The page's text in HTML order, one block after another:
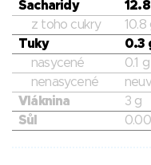
Sacharidy
z toho cukry
10.8
Tuky
0.3
nasycené
0.1 g
nenasycené
Vláknina
3 g
Sůl